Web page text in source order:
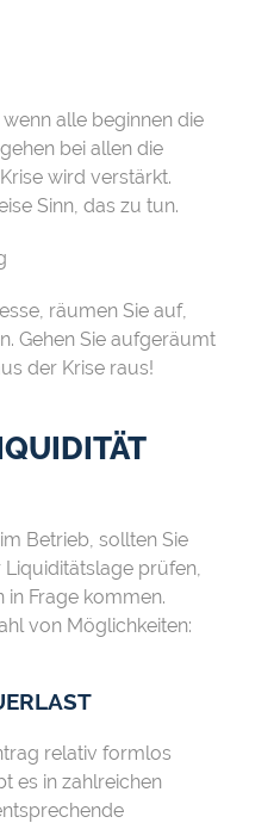
alle beginnen die
bei allen die
wird verstärkt.
Sinn, das zu tun.
räumen Sie auf,
Gehen Sie aufgeräumt
der Krise raus!
Betrieb, sollten Sie
prüfen,
in Frage kommen.
von Möglichkeiten:
relativ formlos
es in zahlreichen